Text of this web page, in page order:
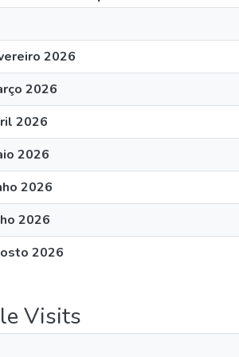
2026
2026
2026
2026
2026
2026
2026
Visits